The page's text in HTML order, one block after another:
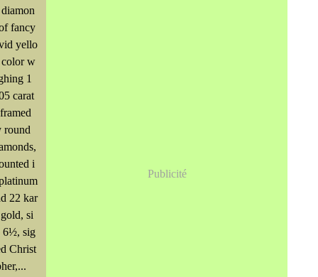
fancy
yello
w
1
carat
round
i
22 kar
si
6½, sig
Christ
Publicité